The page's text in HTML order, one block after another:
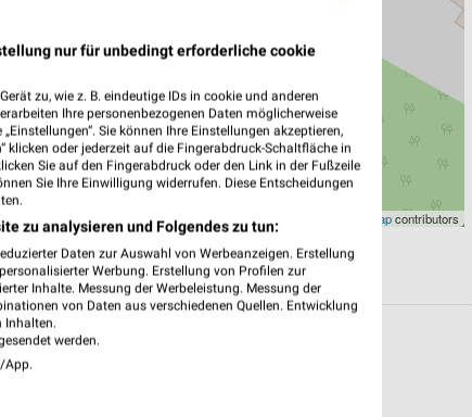
Leaflet OpenStreetMapcontributors
NAVIGATION MIT GOOGLE/IOS MAPS
nur für unbedingt erforderliche cookie
zu, wie z. B. eindeutige IDs in cookie und anderen
Ihre personenbezogenen Daten möglicherweise
Sie können Ihre Einstellungen akzeptieren,
klicken oder jederzeit auf die Fingerabdruck-Schaltfläche in
Sie auf den Fingerabdruck oder den Link in der Fußzeile
Sie Ihre Einwilligung widerrufen. Diese Entscheidungen
zu analysieren und Folgendes zu tun:
Daten zur Auswahl von Werbeanzeigen. Erstellung
Werbung. Erstellung von Profilen zur
Inhalte. Messung der Werbeleistung. Messung der
von Daten aus verschiedenen Quellen. Entwicklung
Inhalten.
werden.
App.